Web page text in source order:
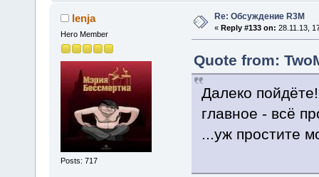
lenja
Hero Member
Posts: 717
Re: Обсуждение R3M
« Reply #133 on: 28.11.13,
Quote from:
Далеко пойдёте!
главное - всё
...уж простите